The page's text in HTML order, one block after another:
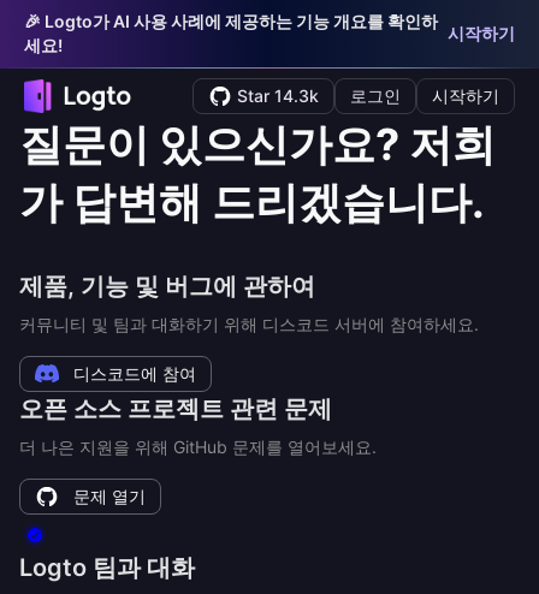
🎉 Logto가 AI 사용 사례에 제공하는 기능 개요를 확인하
세요!
시작하기
Star 14.3k 로그인 시작하기
질문이 있으신가요? 저희
가 답변해 드리겠습니다.
제품, 기능 및 버그에 관하여
커뮤니티 및 팀과 대화하기 위해 디스코드 서버에 참여하세요.
디스코드에 참여
오픈 소스 프로젝트 관련 문제
더 나은 지원을 위해 GitHub 문제를 열어보세요.
문제 열기
Logto 팀과 대화